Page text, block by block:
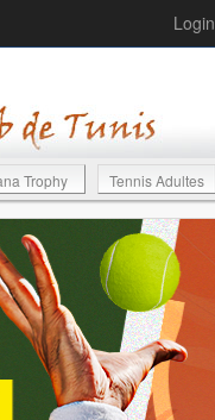
Login
Trophy Tennis Adultes